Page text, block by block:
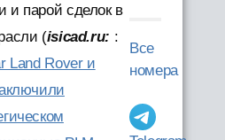
и парой сделок в
(isicad.ru: :
Land Rover и
Все
номера